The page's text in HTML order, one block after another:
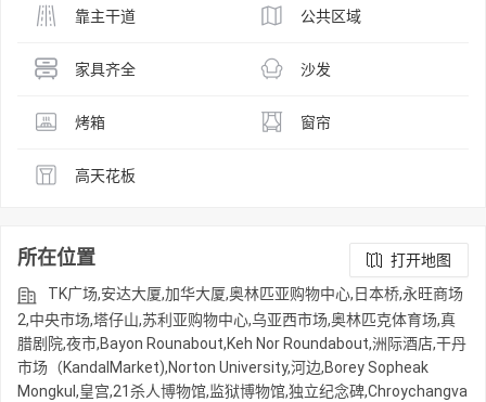
靠主干道 公共区域
家具齐全 沙发
烤箱 窗帘
高天花板
所在位置
打开地图
TK广场,安达大厦,加华大厦,奥林匹亚购物中心,日本桥,永旺商场
2,中央市场,塔仔山,苏利亚购物中心,乌亚西市场,奥林匹克体育场,真
腊剧院,夜市,Bayon Rounabout,Keh Nor Roundabout,洲际酒店,干丹
市场（KandalMarket),Norton University,河边,Borey Sopheak
Mongkul,皇宫,21杀人博物馆,监狱博物馆,独立纪念碑,Chroychangva